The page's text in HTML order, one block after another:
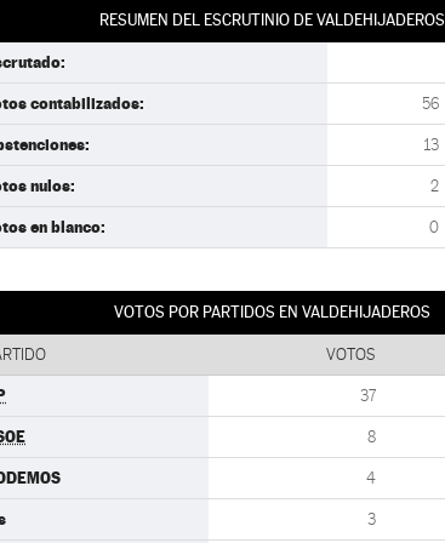
RESUMEN DEL ESCRUTINIO DE VALDEHIJADEROS
contabilizados: 56
13
nulos: 2
en blanco: 0
VOTOS POR PARTIDOS EN VALDEHIJADEROS
VOTOS
37
8
4
3